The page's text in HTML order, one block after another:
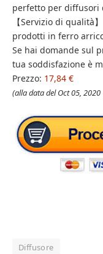
perfetto per diffusori
【Servizio di qualità
prodotti in ferro
Se hai domande sul
tua soddisfazione è
Prezzo: 17,84 €
(alla data del Oct 05, 2020
Diffusore